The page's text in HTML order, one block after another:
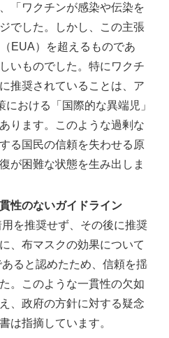
「ワクチンが感染や伝染を
でした。しかし、この主張
EUA）を超えるものであ
いものでした。特にワクチ
推奨されていることは、ア
における「国際的な異端児」
ります。このような過剰な
る国民の信頼を失わせる原
が困難な状態を生み出しま
性のないガイドライン
を推奨せず、その後に推奨
、布マスクの効果について
ると認めたため、信頼を揺
。このような一貫性の欠如
、政府の方針に対する疑念
は指摘しています。